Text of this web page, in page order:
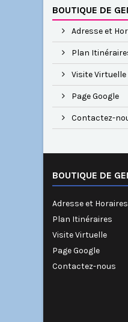
BOUTIQUE DE
Adresse et
Plan
Visite Virtuelle
Page Google
Contactez-
BOUTIQUE DE
Adresse et Horaires
Plan Itinéraires
Visite Virtuelle
Page Google
Contactez-nous